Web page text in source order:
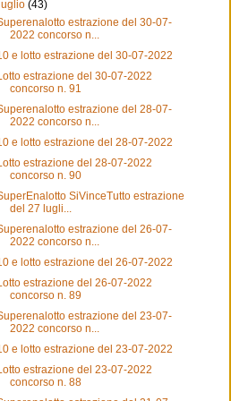
(43)
estrazione del 30-07-
2022 concorso n...
e lotto estrazione del 30-07-2022
estrazione del 30-07-2022
concorso n. 91
estrazione del 28-07-
2022 concorso n...
e lotto estrazione del 28-07-2022
estrazione del 28-07-2022
concorso n. 90
SiVinceTutto estrazione
del 27 lugli...
estrazione del 26-07-
2022 concorso n...
e lotto estrazione del 26-07-2022
estrazione del 26-07-2022
concorso n. 89
estrazione del 23-07-
2022 concorso n...
e lotto estrazione del 23-07-2022
estrazione del 23-07-2022
concorso n. 88